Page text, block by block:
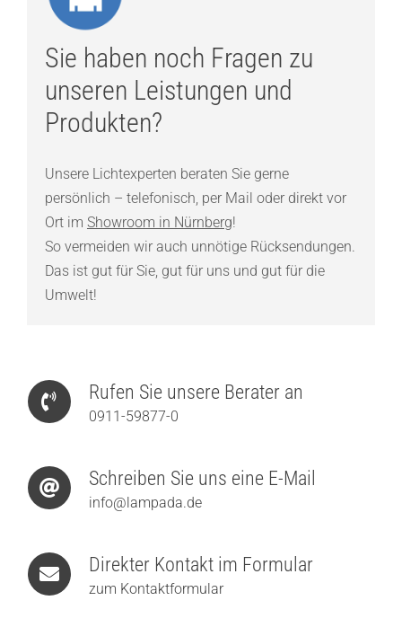
Sie haben noch Fragen zu
unseren Leistungen und
Produkten?
Unsere Lichtexperten beraten Sie gerne
persönlich – telefonisch, per Mail oder direkt vor
Ort im Showroom in Nürnberg!
So vermeiden wir auch unnötige Rücksendungen.
Das ist gut für Sie, gut für uns und gut für die
Umwelt!
Rufen Sie unsere Berater an
0911-59877-0
Schreiben Sie uns eine E-Mail
info@lampada.de
Direkter Kontakt im Formular
zum Kontaktformular